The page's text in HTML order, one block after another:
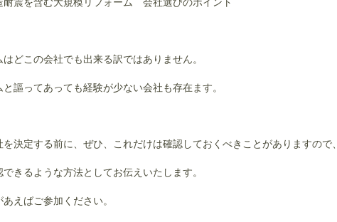
耐震を含む大規模リフォーム 会社選びのポイント
どこの会社でも出来る訳ではありません。
謳ってあっても経験が少ない会社も存在ます。
を決定する前に、ぜひ、これだけは確認しておくべきことがありますので、
きるような方法としてお伝えいたします。
えばご参加ください。